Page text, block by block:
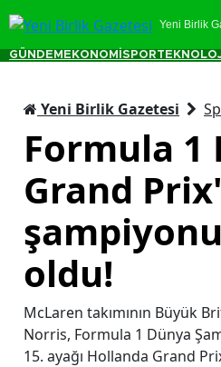
Yeni Birlik
GÜNDEM EKONOMİ SPOR
Yeni Birlik Gazetesi
Formula 1
Grand
oldu!
McLaren takımının Büyük
Norris, Formula 1 Dünya
15. ayağı Hollanda Grand